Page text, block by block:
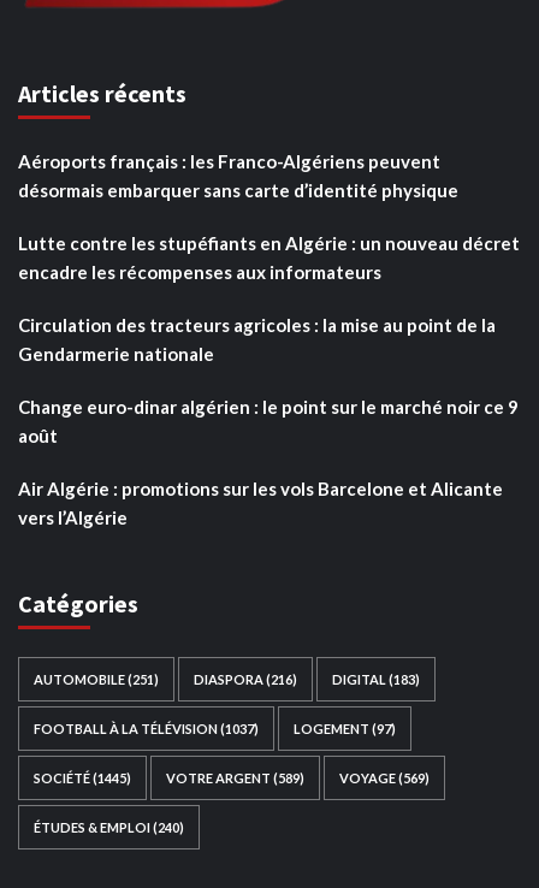
Articles récents
Aéroports français : les Franco-Algériens peuvent
désormais embarquer sans carte d’identité physique
Lutte contre les stupéfiants en Algérie : un nouveau décret
encadre les récompenses aux informateurs
Circulation des tracteurs agricoles : la mise au point de la
Gendarmerie nationale
Change euro-dinar algérien : le point sur le marché noir ce 9
août
Air Algérie : promotions sur les vols Barcelone et Alicante
vers l’Algérie
Catégories
AUTOMOBILE(251) DIASPORA (216) DIGITAL (183)
FOOTBALL À LA TÉLÉVISION(1037) LOGEMENT (97)
SOCIÉTÉ(1445) VOTRE ARGENT (589) VOYAGE(569)
ÉTUDES & EMPLOI(240)